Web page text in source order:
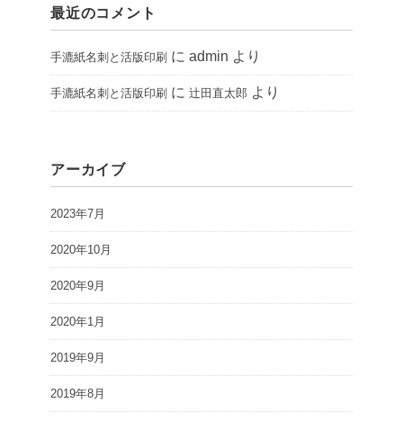
最近のコメント
手漉紙名刺と活版印刷 に admin より
手漉紙名刺と活版印刷 に 辻田直太郎 より
アーカイブ
2023年7月
2020年10月
2020年9月
2020年1月
2019年9月
2019年8月